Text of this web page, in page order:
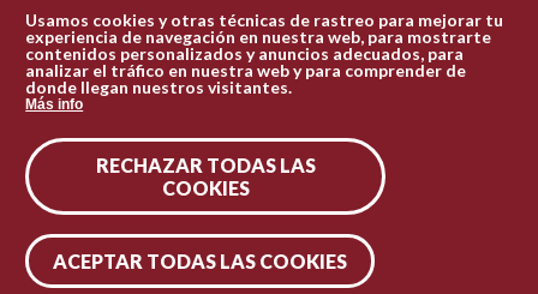
Plaza Mayor 1
969 241 051
ofi.turismo@cuenca.es
Síguenos en las redes
Usamos cookies y otras técnicas de rastreo para mejorar tu
experiencia de navegación en nuestra web, para mostrarte
contenidos personalizados y anuncios adecuados, para
analizar el tráfico en nuestra web y para comprender de
donde llegan nuestros visitantes.
Más info
RECHAZAR TODAS LAS
COOKIES
ACEPTAR TODAS LAS COOKIES